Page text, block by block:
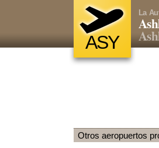
ASY
La
Otros aeropuertos